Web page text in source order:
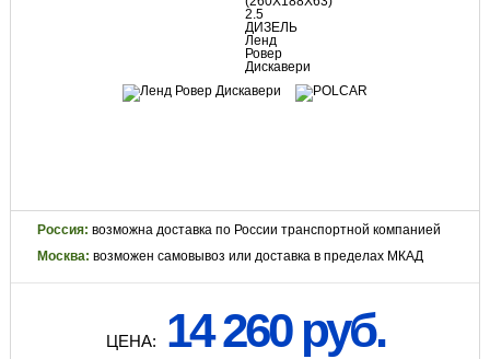
Россия: возможна доставка по России транспортной компанией
Москва: возможен самовывоз или доставка в пределах МКАД
ЦЕНА: 14 260 руб.